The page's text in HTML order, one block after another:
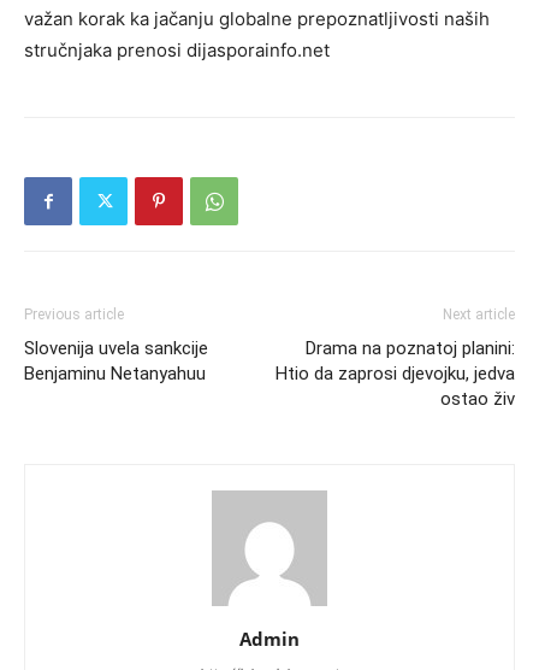
važan korak ka jačanju globalne prepoznatljivosti naših
stručnjaka prenosi dijasporainfo.net
Previous article
Slovenija uvela sankcije
Benjaminu Netanyahuu
Next article
Drama na poznatoj planini:
Htio da zaprosi djevojku, jedva
ostao živ
Admin